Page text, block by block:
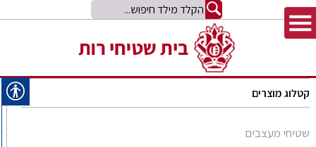
קטלוג מוצרים
שטיחי מעצבים